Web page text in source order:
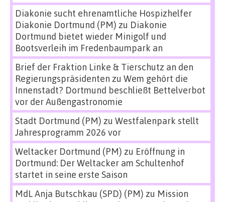
Diakonie sucht ehrenamtliche Hospizhelfer
Diakonie Dortmund (PM) zu Diakonie
Dortmund bietet wieder Minigolf und
Bootsverleih im Fredenbaumpark an
Brief der Fraktion Linke & Tierschutz an den
Regierungspräsidenten zu Wem gehört die
Innenstadt? Dortmund beschließt Bettelverbot
vor der Außengastronomie
Stadt Dortmund (PM) zu Westfalenpark stellt
Jahresprogramm 2026 vor
Weltacker Dortmund (PM) zu Eröffnung in
Dortmund: Der Weltacker am Schultenhof
startet in seine erste Saison
MdL Anja Butschkau (SPD) (PM) zu Mission